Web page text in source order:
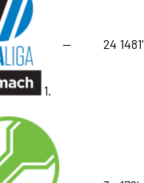
1.
— 24 1481'